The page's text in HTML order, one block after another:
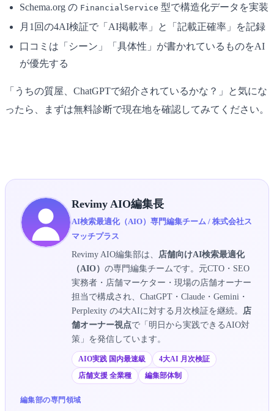
Schema.org の FinancialService 型で構造化データを実装
月1回の4AI検証で「AI掲載率」と「記載正確率」を記録
口コミは「シーン」「具体性」が書かれているものをAI
が優先する
「うちの質屋、ChatGPTで紹介されているかな？」と気にな
ったら、まずは無料診断で現在地を確認してみてください。
Revimy AIO編集長
AI検索最適化（AIO）専門編集チーム / 株式会社ス
マッチプラス
Revimy AIO編集部は、
店舗向けAI検索最適化
（AIO） の専門編集チームです。元CTO・SEO
実務者・店舗マーケター・現場の店舗オーナー
担当で構成され、ChatGPT・Claude・Gemini・
Perplexity の4大AIに対する月次検証を継続。
店
舗オーナー視点で「明日から実践できるAIO対
策」を発信しています。
AIO実践 国内最速級
4大AI 月次検証
店舗支援 全業種
編集部体制
編集部の専門領域